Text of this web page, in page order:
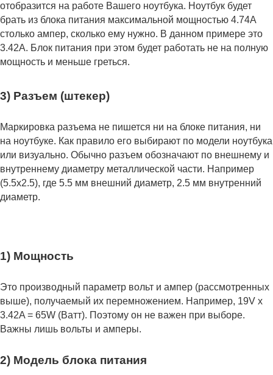
отобразится на работе Вашего ноутбука. Ноутбук будет
брать из блока питания максимальной мощностью 4.74А
столько ампер, сколько ему нужно. В данном примере это
3.42А. Блок питания при этом будет работать не на полную
мощность и меньше греться.
3) Разъем (штекер)
Маркировка разъема не пишется ни на блоке питания, ни
на ноутбуке. Как правило его выбирают по модели ноутбука
или визуально. Обычно разъем обозначают по внешнему и
внутреннему диаметру металлической части. Например
(5.5x2.5), где 5.5 мм внешний диаметр, 2.5 мм внутренний
диаметр.
1) Мощность
Это производный параметр вольт и ампер (рассмотренных
выше), получаемый их перемножением. Например, 19V x
3.42A = 65W (Ватт). Поэтому он не важен при выборе.
Важны лишь вольты и амперы.
2) Модель блока питания